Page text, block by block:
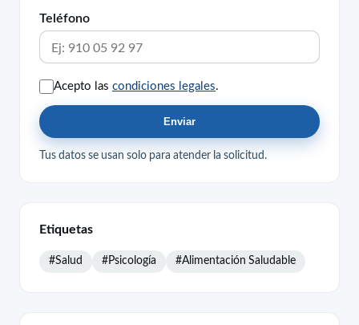
Teléfono
Acepto las condiciones legales.
Enviar
Tus datos se usan solo para atender la solicitud.
Etiquetas
#Salud #Psicología #Alimentación Saludable